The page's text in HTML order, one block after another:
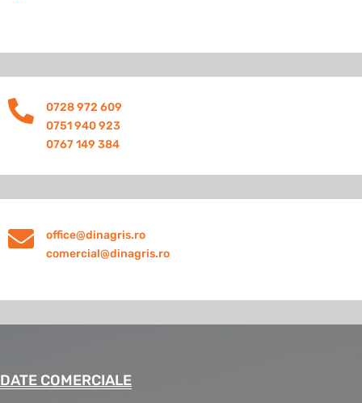

0728 972 609
0751 940 923
0767 149 384

office@dinagris.ro
comercial@dinagris.ro
DATE COMERCIALE